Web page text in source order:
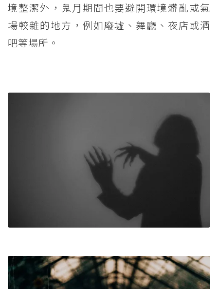
境整潔外，鬼月期間也要避開環境髒亂或氣
場較雜的地方，例如廢墟、舞廳、夜店或酒
吧等場所。